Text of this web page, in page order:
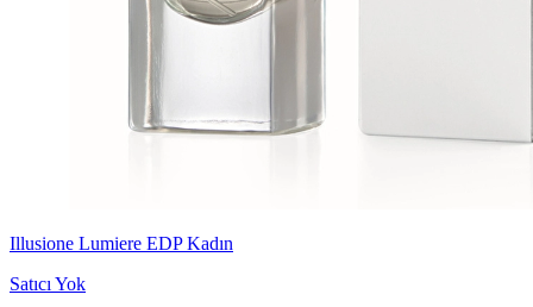
Illusione Lumiere EDP Kadın
Satıcı Yok